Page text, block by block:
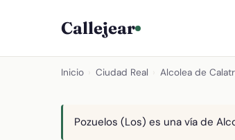
Callejear
Inicio Ciudad Real Alcolea de
Pozuelos (Los) es una vía de